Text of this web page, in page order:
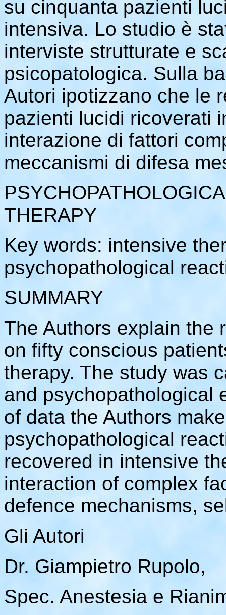
su cinquanta pazienti
intensiva. Lo studio è
interviste strutturate e
psicopatologica. Sulla
Autori ipotizzano che le
pazienti lucidi ricoverati
interazione di fattori
meccanismi di difesa
THERAPY
Key words: intensive
psychopathological
SUMMARY
The Authors explain the
on fifty conscious
therapy. The study was
and psychopathological
of data the Authors
psychopathological
recovered in intensive
interaction of complex
defence mechanisms,
Gli Autori
Dr. Giampietro Rupolo,
Spec. Anestesia e